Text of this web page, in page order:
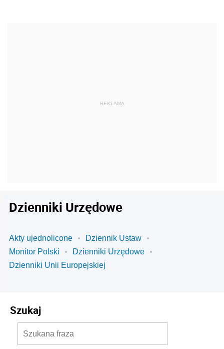
Dzienniki Urzędowe
Akty ujednolicone
Dziennik Ustaw
Monitor Polski
Dzienniki Urzędowe
Dzienniki Unii Europejskiej
Szukaj